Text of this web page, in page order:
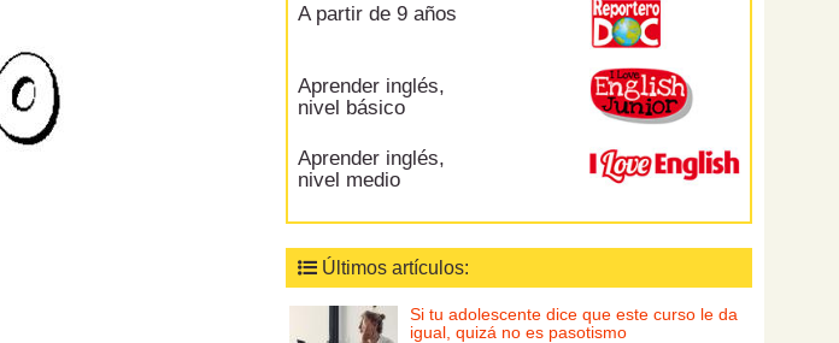
A partir de 9 años
Aprender inglés,
nivel básico
Aprender inglés,
nivel medio
Últimos artículos:
Si tu adolescente dice que este curso le da
igual, quizá no es pasotismo